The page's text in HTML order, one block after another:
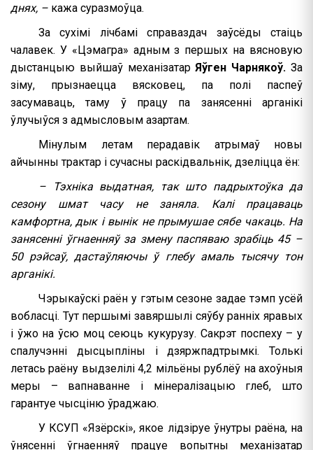
днях, – кажа суразмоўца.
За сухімі лічбамі справаздач заўсёды стаіць
чалавек. У «Цэмагра» адным з першых на вясновую
дыстанцыю выйшаў механізатарЯўген Чарнякоў. За
зіму, прызнаецца вясковец, па полі паспеў
засумаваць, таму ў працу па занясенні арганікі
ўлучыўся з адмысловым азартам.
Мінулым летам перадавік атрымаў новы
айчынны трактар ​​і сучасны раскідвальнік, дзеліцца ён:
– Тэхніка выдатная, так што падрыхтоўка да
сезону шмат часу не заняла. Калі працаваць
камфортна, дык і вынік не прымушае сябе чакаць. На
занясенні ўгнаенняў за змену паспяваю зрабіць 45 –
50 рэйсаў, дастаўляючы ў глебу амаль тысячу тон
арганікі.
Чэрыкаўскі раён у гэтым сезоне задае тэмп усёй
вобласці. Тут першымі завяршылі сяўбу ранніх яравых
і ўжо на ўсю моц сеюць кукурузу. Сакрэт поспеху – у
спалучэнні дысцыпліны і дзяржпадтрымкі. Толькі
летась раёну выдзелілі 4,2 ​​мільёны рублёў на ахоўныя
меры – вапнаванне і мінералізацыю глеб, што
гарантуе чысціню ўраджаю.
У КСУП «Язёрскі», якое лідзіруе ўнутры раёна, на
ўнясенні ўгнаенняў працуе вопытны механізатар